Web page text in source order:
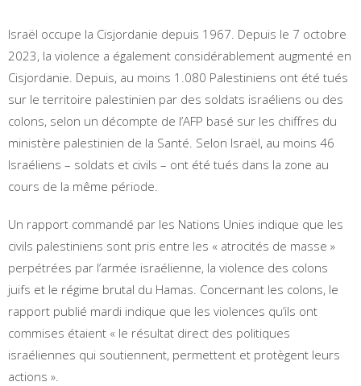
Israël occupe la Cisjordanie depuis 1967. Depuis le 7 octobre
2023, la violence a également considérablement augmenté en
Cisjordanie. Depuis, au moins 1.080 Palestiniens ont été tués
sur le territoire palestinien par des soldats israéliens ou des
colons, selon un décompte de l’AFP basé sur les chiffres du
ministère palestinien de la Santé. Selon Israël, au moins 46
Israéliens – soldats et civils – ont été tués dans la zone au
cours de la même période.
Un rapport commandé par les Nations Unies indique que les
civils palestiniens sont pris entre les « atrocités de masse »
perpétrées par l’armée israélienne, la violence des colons
juifs et le régime brutal du Hamas. Concernant les colons, le
rapport publié mardi indique que les violences qu’ils ont
commises étaient « le résultat direct des politiques
israéliennes qui soutiennent, permettent et protègent leurs
actions ».